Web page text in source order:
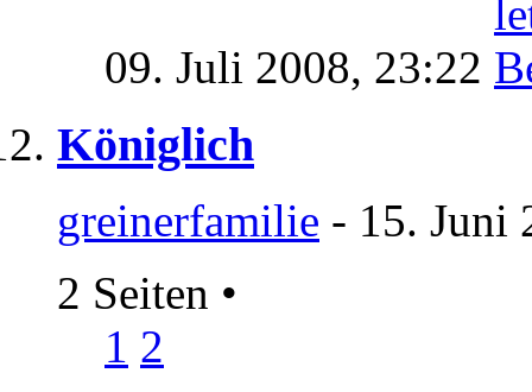
09. Juli 2008, 23:22
Königlich
greinerfamilie - 15. Juni
2 Seiten •
1 2